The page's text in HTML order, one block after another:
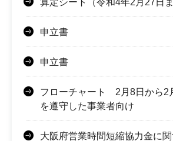
申立書
申立書
フローチャート 2月8日から2
を遵守した事業者向け
大阪府営業時間短縮協力金に